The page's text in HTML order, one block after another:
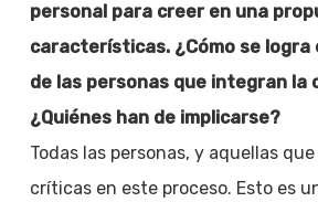
personal para creer en una
características. ¿Cómo se logra
de las personas que integran la
¿Quiénes han de implicarse?
Todas las personas, y aquellas
críticas en este proceso. Esto es